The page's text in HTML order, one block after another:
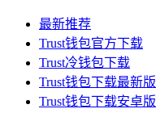
最新推荐
Trust钱包官方下载
Trust冷钱包下载
Trust钱包下载最新版
Trust钱包下载安卓版